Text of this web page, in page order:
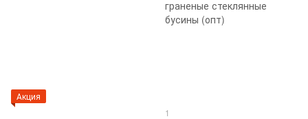
Акция
1